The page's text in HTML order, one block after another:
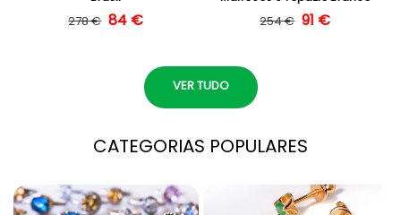
Preço normal
278 € Preço de saldo
84 € Preço normal
254 €Preço de saldo
91 €
VER TUDO
CATEGORIAS POPULARES